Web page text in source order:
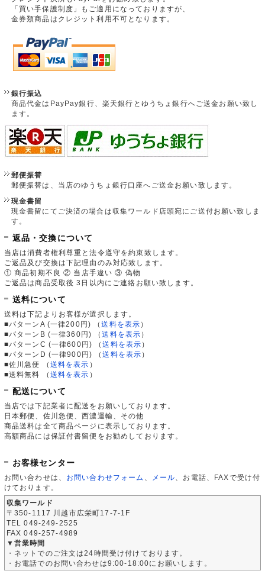
「買い手保護制度」もご適用になっておりますが、
金券類商品はクレジット利用不可となります。
銀行振込
商品代金はPayPay銀行、楽天銀行とゆうちょ銀行へご送金お願い致し
ます。
郵便振替
郵便振替は、当店のゆうちょ銀行口座へご送金お願い致します。
現金書留
現金書留にてご決済の場合は収集ワールド店頭宛にご送付お願い致しま
す。
返品・交換について
当店は消費者権利尊重と法令遵守を約束致します。
ご返品及び交換は下記理由のみ対応致します。
① 商品初期不良 ② 当店手違い ③ 偽物
ご返品は商品受取後 3日以内にご連絡お願い致します。
送料について
送料は下記よりお客様が選択します。
■パターンA (一律200円)
（送料を表示 ）
■パターンB (一律360円)
（送料を表示 ）
■パターンC (一律600円)
（送料を表示 ）
■パターンD (一律900円)
（送料を表示 ）
■佐川急便
（ 送料を表示 ）
■送料無料
（ 送料を表示 ）
配送について
当店では下記業者に配送をお願いしております。
日本郵便、佐川急便、西濃運輸、その他
商品送料は全て商品ページに表示しております。
高額商品には保証付書留便をお勧めしております。
お客様センター
お問い合わせは、 お問い合わせフォーム メール 、お電話、FAXで受け付
けております。
収集ワールド
〒350-1117 川越市広栄町17-7-1F
TEL 049-249-2525
FAX 049-257-4989
▼営業時間
・ネットでのご注文は24時間受け付けております。
・お電話でのお問い合わせは9:00-18:00にお願いします。